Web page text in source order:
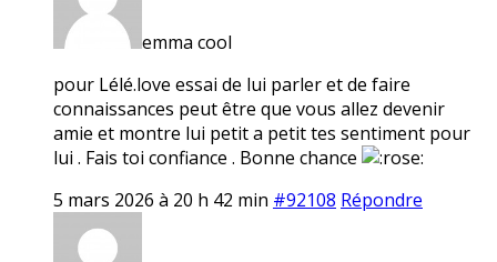
emma cool
pour Lélé.love essai de lui parler et de faire
connaissances peut être que vous allez devenir
amie et montre lui petit a petit tes sentiment pour
lui . Fais toi confiance . Bonne chance
5 mars 2026 à 20 h 42 min #92108 Répondre